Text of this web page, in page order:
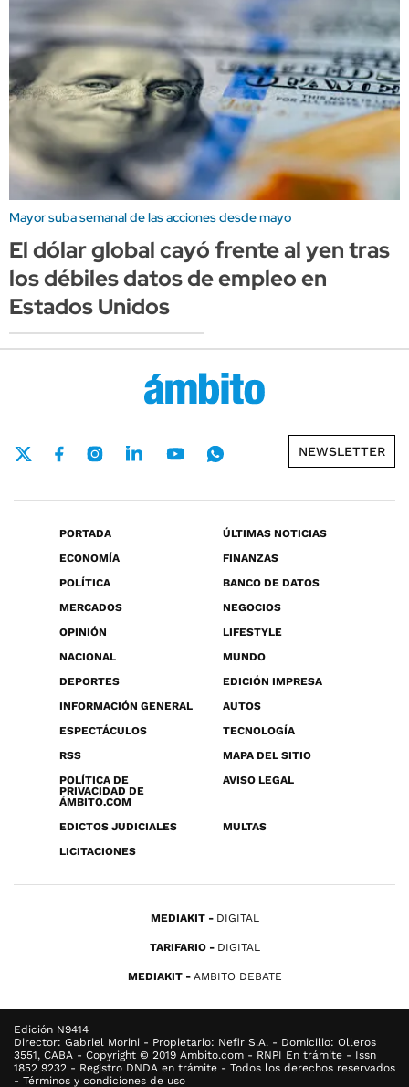
Mayor suba semanal de las acciones desde mayo
El dólar global cayó frente al yen tras
los débiles datos de empleo en
Estados Unidos
NEWSLETTER
PORTADA
ÚLTIMAS NOTICIAS
ECONOMÍA
FINANZAS
POLÍTICA
BANCO DE DATOS
MERCADOS
NEGOCIOS
OPINIÓN
LIFESTYLE
NACIONAL
MUNDO
DEPORTES
EDICIÓN IMPRESA
INFORMACIÓN GENERAL
AUTOS
ESPECTÁCULOS
TECNOLOGÍA
RSS
MAPA DEL SITIO
POLÍTICA DE
PRIVACIDAD DE
ÁMBITO.COM
AVISO LEGAL
EDICTOS JUDICIALES
MULTAS
LICITACIONES
MEDIAKIT DIGITAL
TARIFARIO DIGITAL
MEDIAKIT AMBITO DEBATE
Edición N9414
Director: Gabriel Morini - Propietario: Nefir S.A. - Domicilio: Olleros
3551, CABA - Copyright © 2019 Ambito.com - RNPI En trámite - Issn
1852 9232 - Registro DNDA en trámite - Todos los derechos reservados
- Términos y condiciones de uso